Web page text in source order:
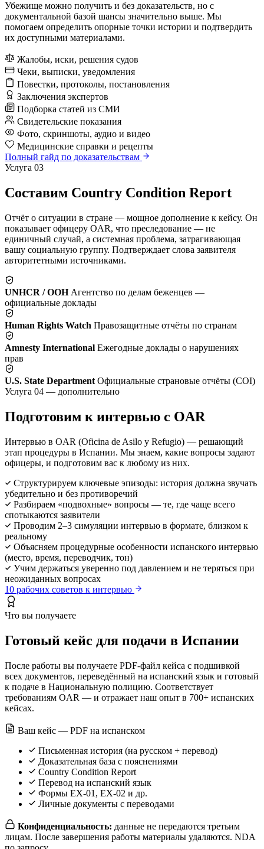
Убежище можно получить и без доказательств, но с
документальной базой шансы значительно выше. Мы
помогаем определить опорные точки истории и подтвердить
их доступными материалами.
Жалобы, иски, решения судов
Чеки, выписки, уведомления
Повестки, протоколы, постановления
Заключения экспертов
Подборка статей из СМИ
Свидетельские показания
Фото, скриншоты, аудио и видео
Медицинские справки и рецепты
Полный гайд по доказательствам
Услуга 03
Составим Country Condition Report
Отчёт о ситуации в стране — мощное дополнение к кейсу. Он
показывает офицеру OAR, что преследование — не
единичный случай, а системная проблема, затрагивающая
вашу социальную группу. Подтверждает слова заявителя
авторитетными источниками.
UNHCR / ООН Агентство по делам беженцев —
официальные доклады
Human Rights Watch Правозащитные отчёты по странам
Amnesty International Ежегодные доклады о нарушениях
прав
U.S. State Department Официальные страновые отчёты (COI)
Услуга 04 — дополнительно
Подготовим к интервью с OAR
Интервью в OAR (Oficina de Asilo y Refugio) — решающий
этап процедуры в Испании. Мы знаем, какие вопросы задают
офицеры, и подготовим вас к любому из них.
Структурируем ключевые эпизоды: история должна звучать
убедительно и без противоречий
Разбираем «подвохные» вопросы — те, где чаще всего
спотыкаются заявители
Проводим 2–3 симуляции интервью в формате, близком к
реальному
Объясняем процедурные особенности испанского интервью
(место, время, переводчик, тон)
Учим держаться уверенно под давлением и не теряться при
неожиданных вопросах
10 рабочих советов к интервью
Что вы получаете
Готовый кейс для подачи в Испании
После работы вы получаете PDF-файл кейса с подшивкой
всех документов, переведённый на испанский язык и готовый
к подаче в Национальную полицию. Соответствует
требованиям OAR — и отражает наш опыт в 700+ испанских
кейсах.
Ваш кейс — PDF на испанском
Письменная история (на русском + перевод)
Доказательная база с пояснениями
Country Condition Report
Перевод на испанский язык
Формы EX-01, EX-02 и др.
Личные документы с переводами
Конфиденциальность: данные не передаются третьим
лицам. После завершения работы материалы удаляются. NDA